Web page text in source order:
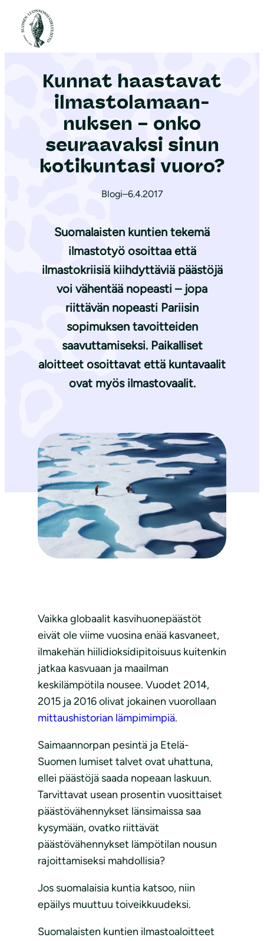
Etusivu
Kunnat haastavat
il­mas­to­la­maan­
nuk­sen – onko
seuraavaksi sinun
kotikuntasi vuoro?
Blogi–6.4.2017
Suomalaisten kuntien tekemä
ilmastotyö osoittaa että
ilmastokriisiä kiihdyttäviä päästöjä
voi vähentää nopeasti – jopa
riittävän nopeasti Pariisin
sopimuksen tavoitteiden
saavuttamiseksi. Paikalliset
aloitteet osoittavat että kuntavaalit
ovat myös ilmastovaalit.
Vaikka globaalit kasvihuonepäästöt
eivät ole viime vuosina enää kasvaneet,
ilmakehän hiilidioksidipitoisuus kuitenkin
jatkaa kasvuaan ja maailman
keskilämpötila nousee. Vuodet 2014,
2015 ja 2016 olivat jokainen vuorollaan
mittaushistorian lämpimimpiä.
Saimaannorpan pesintä ja Etelä-
Suomen lumiset talvet ovat uhattuna,
ellei päästöjä saada nopeaan laskuun.
Tarvittavat usean prosentin vuosittaiset
päästövähennykset länsimaissa saa
kysymään, ovatko riittävät
päästövähennykset lämpötilan nousun
rajoittamiseksi mahdollisia?
Jos suomalaisia kuntia katsoo, niin
epäilys muuttuu toiveikkuudeksi.
Suomalaisten kuntien ilmastoaloitteet